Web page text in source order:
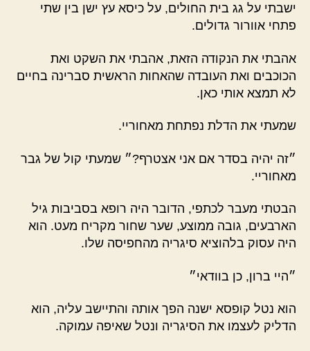
ישבתי על גג בית החולים, על כיסא עץ ישן בין שתי
פתחי אוורור גדולים.
אהבתי את הנקודה הזאת, אהבתי את השקט ואת
הכוכבים ואת העובדה שהאחות הראשית סברינה בחיים
לא תמצא אותי כאן.
שמעתי את הדלת נפתחת מאחוריי.
״זה יהיה בסדר אם אני אצטרף?״ שמעתי קול של גבר
מאחוריי.
הבטתי מעבר לכתפי, הדובר היה רופא בסביבות גיל
הארבעים, גובה ממוצע, שער שחור מקריח מעט. הוא
היה עסוק בלהוציא סיגריה מהחפיסה שלו.
״היי ברון, כן בוודאי״
הוא נטל קופסא ישנה הפך אותה והתיישב עליה, הוא
הדליק לעצמו את הסיגריה ונטל שאיפה עמוקה.